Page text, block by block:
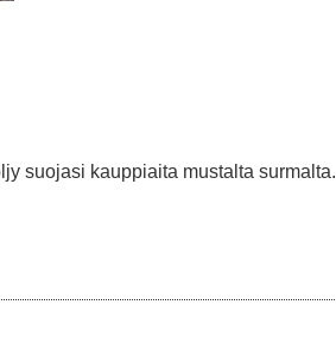
suojasi kauppiaita mustalta surmalta.